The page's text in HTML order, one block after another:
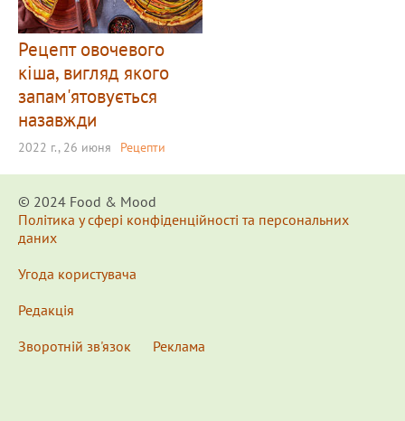
Рецепт овочевого
кіша, вигляд якого
запам'ятовується
назавжди
2022 г., 26 июня Рецепти
© 2024 Food & Мood
Політика у сфері конфіденційності та персональних
даних
Угода користувача
Редакція
Зворотній зв'язок
Реклама